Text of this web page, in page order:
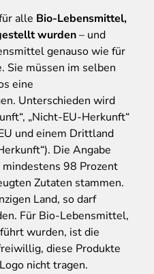
alle Bio-Lebensmittel,
wurden– und
genauso wie für
Sie müssen im selben
eine
Unterschieden wird
„Nicht-EU-Herkunft“
und einem Drittland
Die Angabe
98 Prozent
Zutaten stammen.
Land, so darf
Für Bio-Lebensmittel,
wurden, ist die
diese Produkte
nicht tragen.